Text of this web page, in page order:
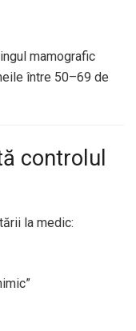
mamografic
între 50–69 de
controlul
la medic: